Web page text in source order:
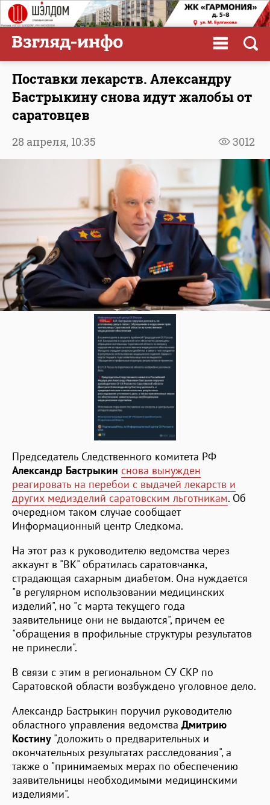
Поставки лекарств. Александру
Бастрыкину снова идут жалобы от
саратовцев
3012
28 апреля, 10:35
Председатель Следственного комитета РФ
Александр Бастрыкин снова вынужден
реагировать на перебои с выдачей лекарств и
других медизделий саратовским льготникам. Об
очередном таком случае сообщает
Информационный центр Следкома.
На этот раз к руководителю ведомства через
аккаунт в "ВК" обратилась саратовчанка,
страдающая сахарным диабетом. Она нуждается
"в регулярном использовании медицинских
изделий", но "с марта текущего года
заявительнице они не выдаются", причем ее
"обращения в профильные структуры результатов
не принесли".
В связи с этим в региональном СУ СКР по
Саратовской области возбуждено уголовное дело.
Александр Бастрыкин поручил руководителю
областного управления ведомства Дмитрию
Костину "доложить о предварительных и
окончательных результатах расследования", а
также о "принимаемых мерах по обеспечению
заявительницы необходимыми медицинскими
изделиями".